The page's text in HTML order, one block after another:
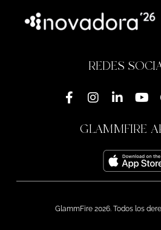
REDES
GLAMMFIRE
GlammFire 2026. Todos los